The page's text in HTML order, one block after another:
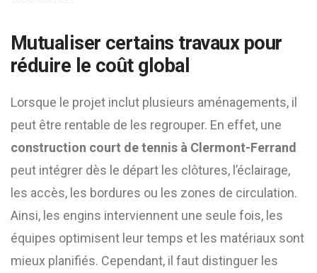
Mutualiser certains travaux pour
réduire le coût global
Lorsque le projet inclut plusieurs aménagements, il
peut être rentable de les regrouper. En effet, une
construction court de tennis à Clermont-Ferrand
peut intégrer dès le départ les clôtures, l’éclairage,
les accès, les bordures ou les zones de circulation.
Ainsi, les engins interviennent une seule fois, les
équipes optimisent leur temps et les matériaux sont
mieux planifiés. Cependant, il faut distinguer les